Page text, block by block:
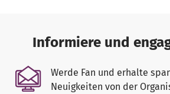
Informiere und
Werde Fan und erhalte
Neuigkeiten von der